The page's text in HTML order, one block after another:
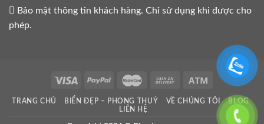
Bảo mật thông tin khách hàng. Chỉ sử dụng khi được cho
phép.
TRANG CHỦ BIỂN ĐẸP – PHONG THUỶ VỀ CHÚNG TÔI
BLOG
LIÊN HỆ